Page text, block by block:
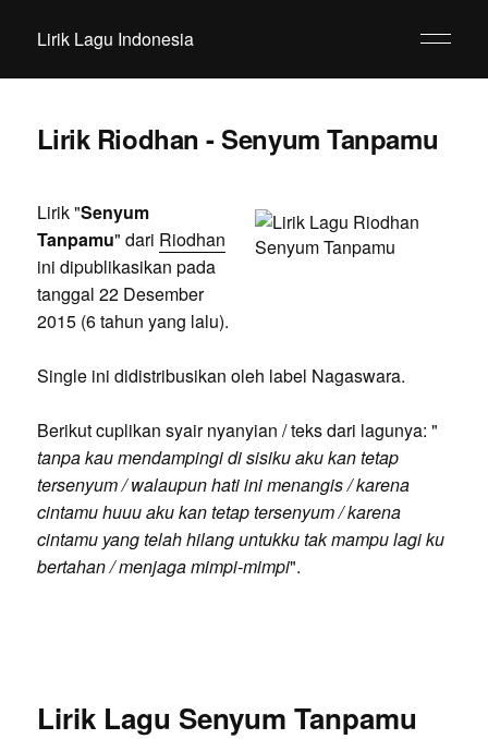
Lirik Lagu Indonesia
Lirik Riodhan - Senyum Tanpamu
Lirik "Senyum
Tanpamu" dari Riodhan
ini dipublikasikan pada
tanggal 22 Desember
2015 (6 tahun yang lalu).
Single ini didistribusikan oleh label Nagaswara.
Berikut cuplikan syair nyanyian / teks dari lagunya: "
tanpa kau mendampingi di sisiku aku kan tetap
tersenyum / walaupun hati ini menangis / karena
cintamu huuu aku kan tetap tersenyum / karena
cintamu yang telah hilang untukku tak mampu lagi ku
bertahan / menjaga mimpi-mimpi".
Lirik Lagu Senyum Tanpamu